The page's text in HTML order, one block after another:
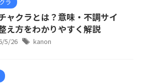
ラ
ャクラとは？意味・不調サイ
え方をわかりやすく解説
5/26 kanon